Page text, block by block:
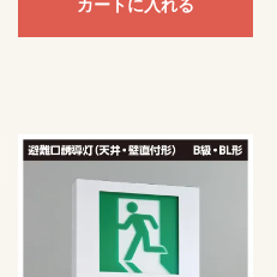
カートに入れる